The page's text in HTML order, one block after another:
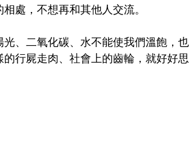
處，不想再和其他人交流。
、二氧化碳、水不能使我們溫飽，也
行屍走肉、社會上的齒輪，就好好思